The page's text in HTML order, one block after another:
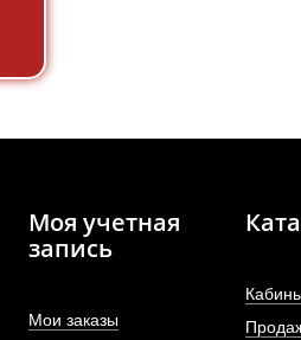
470
Моя учетная
запись
Мои заказы